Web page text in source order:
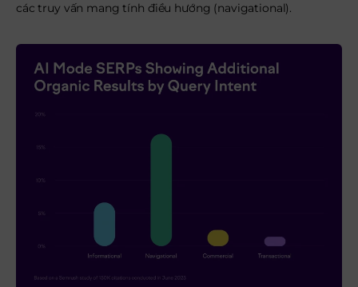
các truy vấn mang tính điều hướng (navigational).